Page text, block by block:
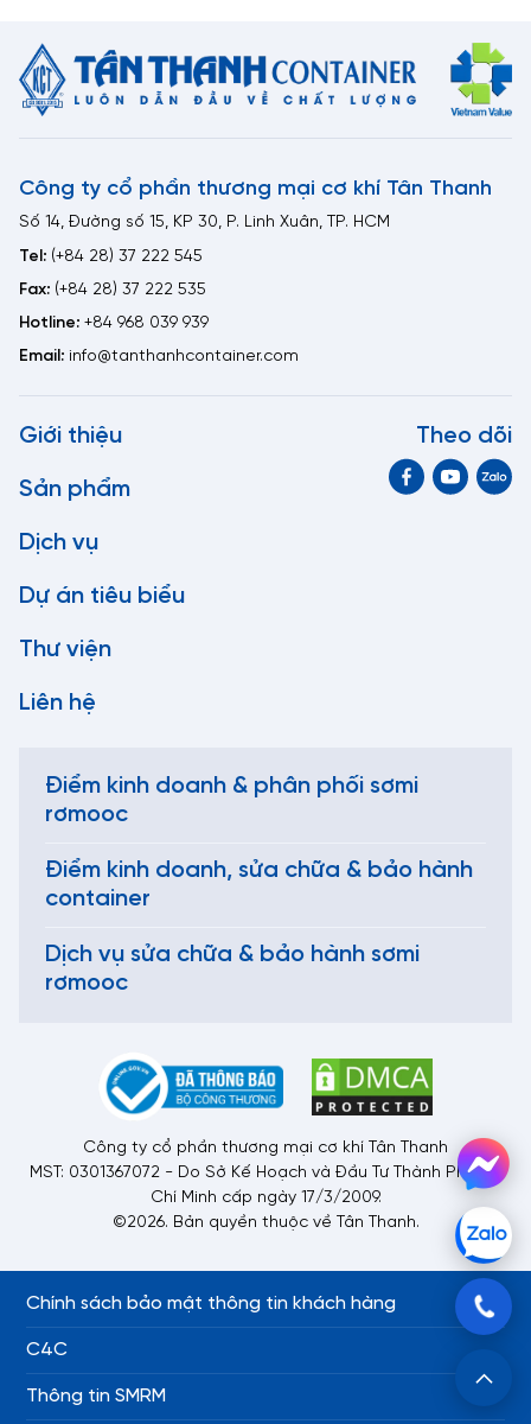
Công ty cổ phần thương mại cơ khí Tân Thanh
Số 14, Đường số 15, KP 30, P. Linh Xuân, TP. HCM
Tel: (+84 28) 37 222 545
Fax: (+84 28) 37 222 535
Hotline: +84 968 039 939
Email: info@tanthanhcontainer.com
Giới thiệu
Sản phẩm
Dịch vụ
Dự án tiêu biểu
Thư viện
Liên hệ
Theo dõi
Điểm kinh doanh & phân phối sơmi
rơmooc
Điểm kinh doanh, sửa chữa & bảo hành
container
Dịch vụ sửa chữa & bảo hành sơmi
rơmooc
Công ty cổ phần thương mại cơ khí Tân Thanh
MST: 0301367072 - Do Sở Kế Hoạch và Đầu Tư Thành Phố Hồ
Chí Minh cấp ngày 17/3/2009.
©2026. Bản quyền thuộc về Tân Thanh.
Chính sách bảo mật thông tin khách hàng
C4C
Thông tin SMRM